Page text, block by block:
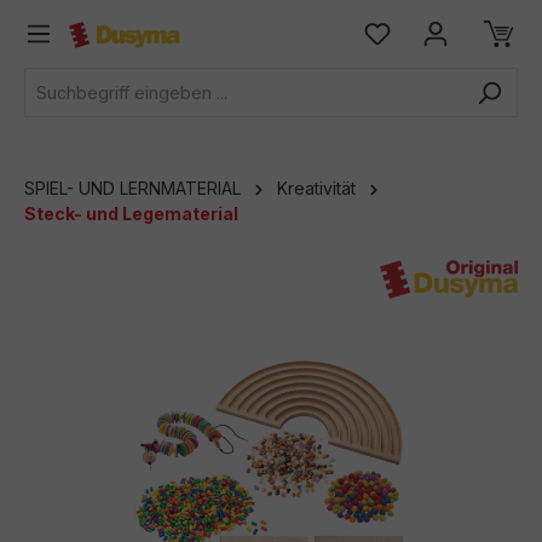
springen
SPIEL- UND LERNMATERIAL
Kreativität
Steck- und Legematerial